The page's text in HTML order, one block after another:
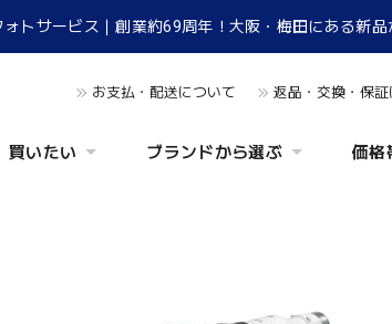
ォトサービス｜創業約69周年！大阪・梅田にある新
お支払・配送について 返品・交換・保証
買いたい ブランドから選ぶ 価格